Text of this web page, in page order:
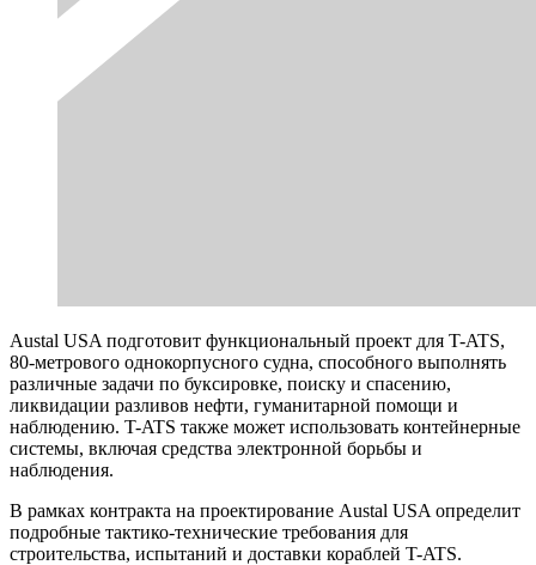
Austal USA подготовит функциональный проект для T-ATS,
80-метрового однокорпусного судна, способного выполнять
различные задачи по буксировке, поиску и спасению,
ликвидации разливов нефти, гуманитарной помощи и
наблюдению. T-ATS также может использовать контейнерные
системы, включая средства электронной борьбы и
наблюдения.
В рамках контракта на проектирование Austal USA определит
подробные тактико-технические требования для
строительства, испытаний и доставки кораблей T-ATS.